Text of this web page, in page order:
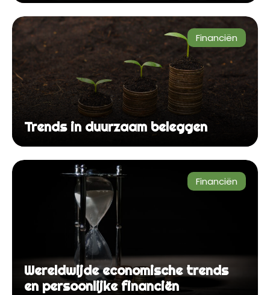
Financiën
Trends in duurzaam beleggen
Financiën
Wereldwijde economische trends
en persoonlijke financiën